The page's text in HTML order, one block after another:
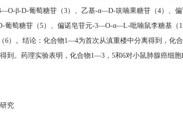
β-D-葡萄糖苷（3）、乙基-α—D-呋喃果糖苷（4）、
萄糖苷（5）、偏诺皂苷元-3—O-α—L-吡喃鼠李糖基（
。结论：化合物1—4为首次从滇重楼中分离得到，化
到。药理实验表明，化合物1—3，5和6对小鼠肺腺癌细
究